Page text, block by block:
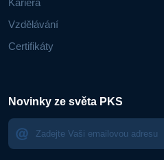
Kariéra
Vzdělávání
Certifikáty
Novinky ze světa PKS